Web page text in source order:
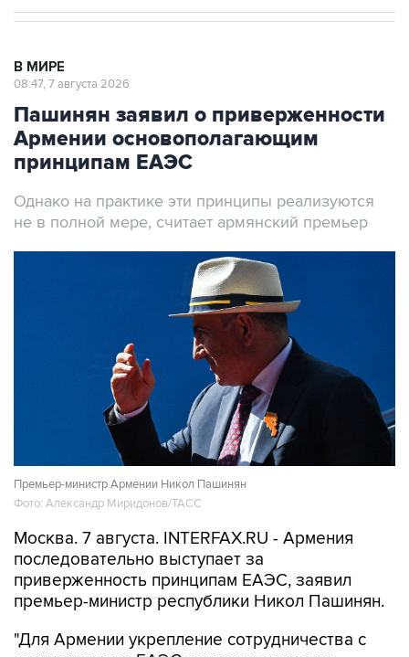
В МИРЕ
08:47, 7 августа 2026
Пашинян заявил о приверженности
Армении основополагающим
принципам ЕАЭС
Однако на практике эти принципы реализуются
не в полной мере, считает армянский премьер
Премьер-министр Армении Никол Пашинян
Фото: Александр Миридонов/ТАСС
Москва. 7 августа. INTERFAX.RU - Армения
последовательно выступает за
приверженность принципам ЕАЭС, заявил
премьер-министр республики Никол Пашинян.
"Для Армении укрепление сотрудничества с